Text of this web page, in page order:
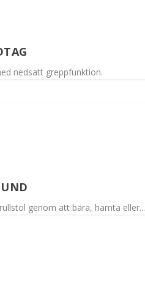
nedsatt greppfunktion.
genom att bära, hämta eller...